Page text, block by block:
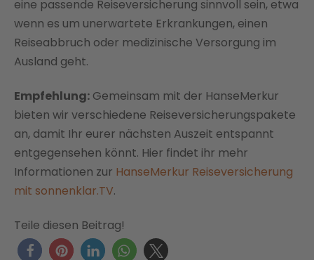
eine passende Reiseversicherung sinnvoll sein, etwa
wenn es um unerwartete Erkrankungen, einen
Reiseabbruch oder medizinische Versorgung im
Ausland geht.
Empfehlung: Gemeinsam mit der HanseMerkur
bieten wir verschiedene Reiseversicherungspakete
an, damit Ihr eurer nächsten Auszeit entspannt
entgegensehen könnt. Hier findet ihr mehr
Informationen zur HanseMerkur Reiseversicherung
mit sonnenklar.TV.
Teile diesen Beitrag!